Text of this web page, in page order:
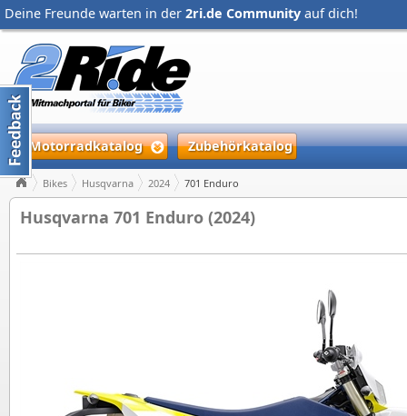
Deine Freunde warten in der 2ri.de Community auf dich!
Motorradkatalog Zubehörkatalog
Bikes Husqvarna 2024 701 Enduro
Husqvarna 701 Enduro (2024)